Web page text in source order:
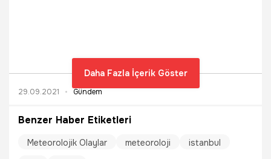
29.09.2021 Gündem
Daha Fazla İçerik Göster
Benzer Haber Etiketleri
Meteorolojik Olaylar meteoroloji
istanbul